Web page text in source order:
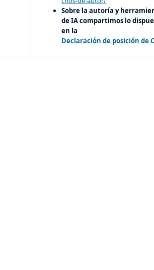
Sobre la autoría y
de IA compartimos lo
en la
Declaración de posición de